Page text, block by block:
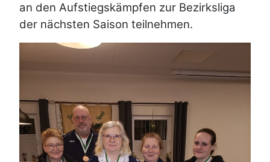
an den Aufstiegskämpfen zur Bezirksliga
der nächsten Saison teilnehmen.